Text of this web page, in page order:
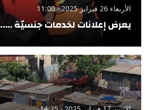
الأربعاء 26 فبراير 2025 - 11:00
يعرض إعلانات لخدمات جنسيّة …..